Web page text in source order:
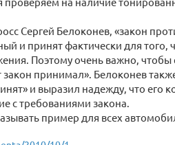
Сергей Белоконев, «закон
и принят фактически для того,
Поэтому очень важно,
закон принимал». Белоконев
и выразил надежду, что его
с требованиями закона.
пример для всех